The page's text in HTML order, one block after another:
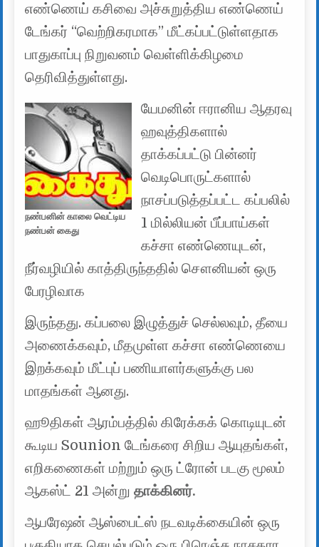
எண்ணெய் கசிவை அச்சுறுத்திய எண்ணெய்
டேங்கர் “வெற்றிகரமாக” மீட்கப்பட்டுள்ளதாக
பாதுகாப்பு நிறுவனம் வெள்ளிக்கிழமை
தெரிவித்துள்ளது.
நண்பனின் காலை வெட்டிய
நண்பன் கைது
யேமனின் ஈரானிய ஆதரவு
ஹவுத்திகளால்
தாக்கப்பட்டு பின்னர்
வெடிபொருட்களால்
நாசப்படுத்தப்பட்ட கப்பலில்
1 மில்லியன் பீப்பாய்கள்
கச்சா எண்ணெயுடன்,
நீர்வழியில் காத்திருந்ததில் சௌனியன் ஒரு
பேரழிவாக
இருந்தது. கப்பலை இழுத்துச் செல்லவும், தீயை
அணைக்கவும், மீதமுள்ள கச்சா எண்ணெயை
இறக்கவும் மீட்புப் பணியாளர்களுக்கு பல
மாதங்கள் ஆனது.
ஹூதிகள் ஆரம்பத்தில் கிரேக்கக் கொடியுடன்
கூடிய Sounion டேங்கரை சிறிய ஆயுதங்கள்,
எறிகணைகள் மற்றும் ஒரு ட்ரோன் படகு மூலம்
ஆகஸ்ட் 21 அன்று தாக்கினர்.
ஆபரேஷன் ஆஸ்பைட்ஸ் நடவடிக்கையின் ஒரு